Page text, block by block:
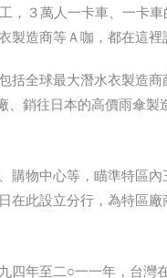
，３萬人一卡車、一卡車
製造商等Ａ咖，都在這裡
括全球最大潛水衣製造商
銷往日本的高價雨傘製
購物中心等，瞄準特區內
在此設立分行，為特區廠
四年至二○一一年，台灣